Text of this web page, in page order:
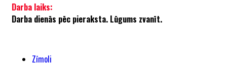
Darba laiks:
Darba dienās pēc pieraksta. Lūgums zvanīt.
Zīmoli